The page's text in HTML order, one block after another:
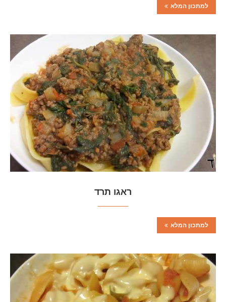
למתכון המלא
ראגו תרד
למתכון המלא